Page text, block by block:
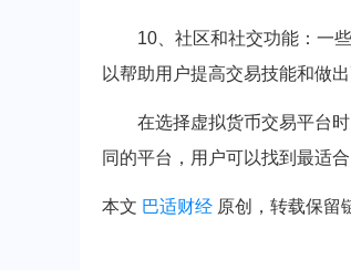
10、社区和社交功能：一
以帮助用户提高交易技能和做出
在选择虚拟货币交易平台
同的平台，用户可以找到最适
本文 巴适财经 原创，转载保留